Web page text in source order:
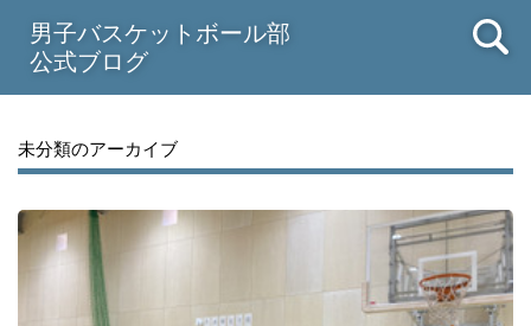
男子バスケットボール部
公式ブログ
未分類のアーカイブ